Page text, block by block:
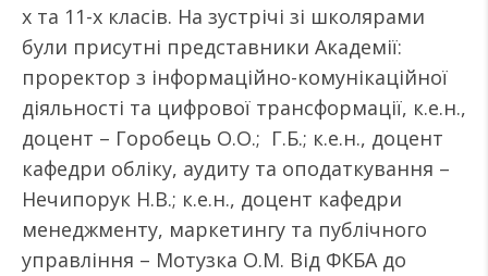
х та 11-х класів. На зустрічі зі школярами
були присутні представники Академії:
проректор з інформаційно-комунікаційної
діяльності та цифрової трансформації, к.е.н.,
доцент – Горобець О.О.; Г.Б.; к.е.н., доцент
кафедри обліку, аудиту та оподаткування –
Нечипорук Н.В.; к.е.н., доцент кафедри
менеджменту, маркетингу та публічного
управління – Мотузка О.М. Від ФКБА до